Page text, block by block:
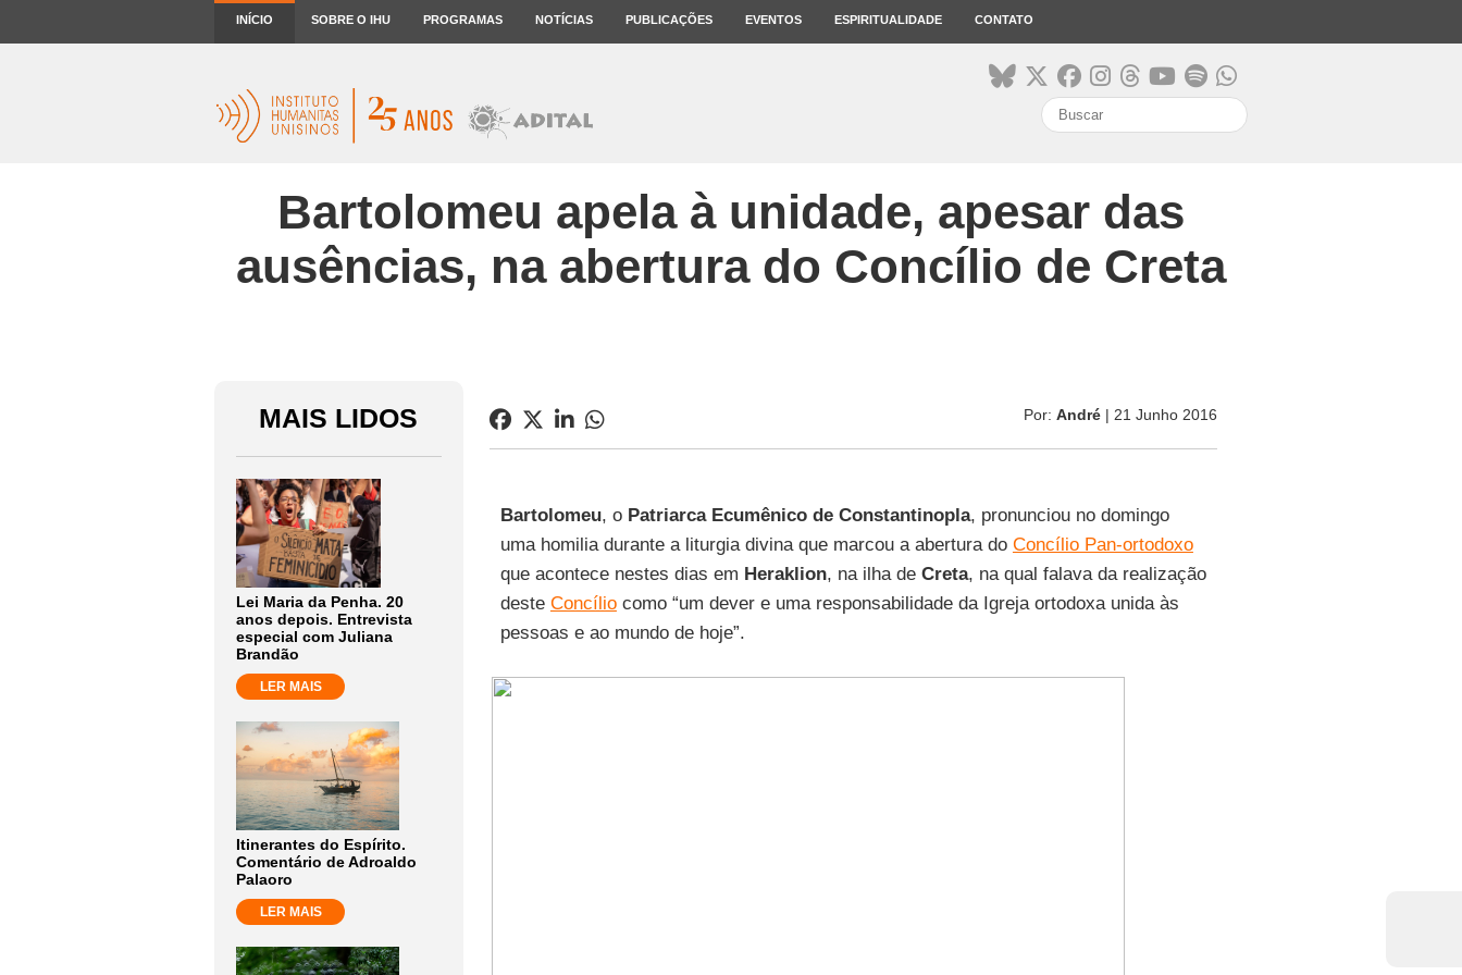
INÍCIO SOBRE O IHU PROGRAMAS NOTÍCIAS PUBLICAÇÕES EVENTOS ESPIRITUALIDADE CONTATO
Bartolomeu apela à unidade, apesar das
ausências, na abertura do Concílio de Creta
MAIS LIDOS
Lei Maria da Penha. 20
anos depois. Entrevista
especial com Juliana
Brandão
LER MAIS
Itinerantes do Espírito.
Comentário de Adroaldo
Palaoro
LER MAIS
Por: André| 21 Junho 2016
Bartolomeu, o Patriarca Ecumênico de Constantinopla, pronunciou no domingo
uma homilia durante a liturgia divina que marcou a abertura do Concílio Pan-ortodoxo
que acontece nestes dias em Heraklion, na ilha de Creta, na qual falava da realização
deste Concíliocomo “um dever e uma responsabilidade da Igreja ortodoxa unida às
pessoas e ao mundo de hoje”.